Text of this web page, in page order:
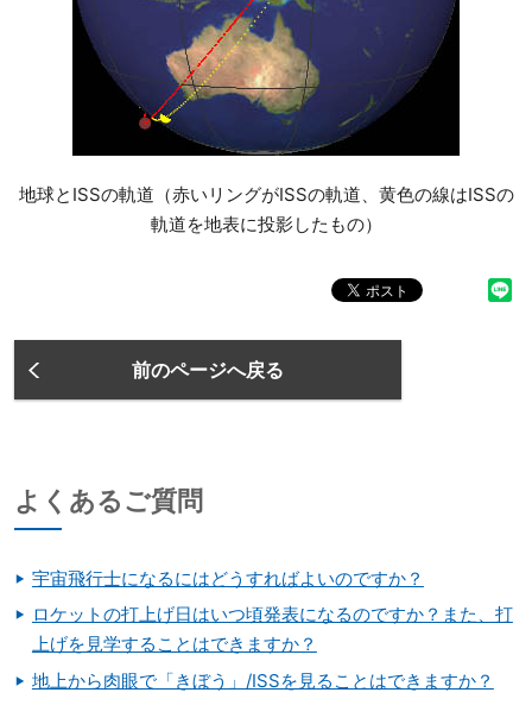
地球とISSの軌道（赤いリングがISSの軌道、黄色の線はISSの
軌道を地表に投影したもの）
前のページへ戻る
よくあるご質問
宇宙飛行士になるにはどうすればよいのですか？
ロケットの打上げ日はいつ頃発表になるのですか？また、打
上げを見学することはできますか？
地上から肉眼で「きぼう」/ISSを見ることはできますか？